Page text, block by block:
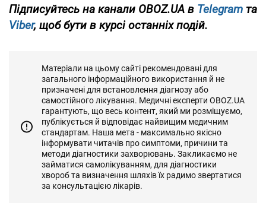
Підписуйтесь на канали OBOZ.UA в Telegram та
Viber, щоб бути в курсі останніх подій.
Матеріали на цьому сайті рекомендовані для
загального інформаційного використання й не
призначені для встановлення діагнозу або
самостійного лікування. Медичні експерти OBOZ.UA
гарантують, що весь контент, який ми розміщуємо,
публікується й відповідає найвищим медичним
стандартам. Наша мета - максимально якісно
інформувати читачів про симптоми, причини та
методи діагностики захворювань. Закликаємо не
займатися самолікуванням, для діагностики
хвороб та визначення шляхів їх радимо звертатися
за консультацією лікарів.